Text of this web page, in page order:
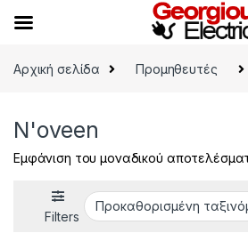
Αρχική σελίδα
Προμηθευτές
N'oveen
Εμφάνιση του μοναδικού
Filters